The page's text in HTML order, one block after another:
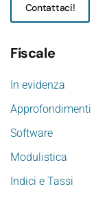
Contattaci!
Fiscale
In evidenza
Approfondimenti
Software
Modulistica
Indici e Tassi